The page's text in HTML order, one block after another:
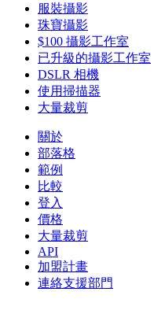
服裝攝影
珠寶攝影
$100 攝影工作室
已升級的攝影工作室
DSLR 相機
使用掃描器
大量裁剪
關於
部落格
範例
比較
登入
價格
大量裁剪
API
加盟計畫
連絡支援部門